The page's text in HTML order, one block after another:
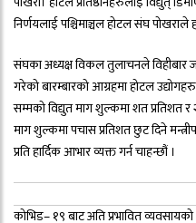
निर्णयलाई पश्चिमाञ्चल होटल संघ पोखराले
संघका अध्यक्ष विकल तुलाचनले विहीबार
गरेको बारम्बारको आग्रहमा होटल
सम्मको विद्युत माग शुल्कमा शत प्रतिशत
माग शुल्कमा पचास प्रतिशत छुट दिने
प्रति हार्दिक आभार व्यक्त गर्न चाहन्छौं ।
कोभिड– १९ बाट अति प्रभावित